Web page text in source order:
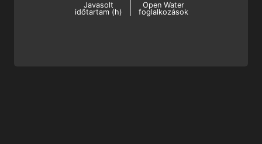
Freediving Instructor Training tanfolyamot
még ma!
Javasolt
időtartam (h)
Open Water
foglalkozások